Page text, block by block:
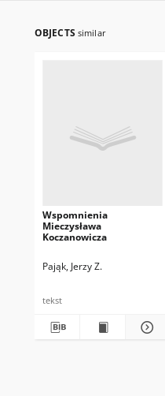
OBJECTS similar
Wspomnienia
Mieczysława
Koczanowicza
Pająk, Jerzy Z.
tekst